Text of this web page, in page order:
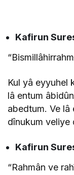
Kafirun
Kul yâ eyyuhel
lâ entum
abedtum. Ve lâ
dînukum veliye
Kafirun
“Rahmân ve